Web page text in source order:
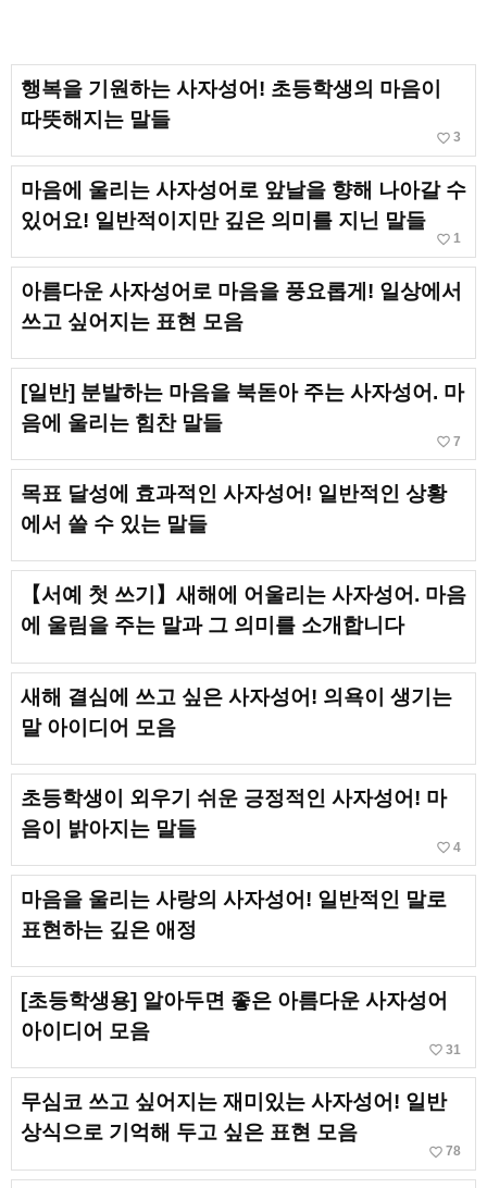
행복을 기원하는 사자성어! 초등학생의 마음이
따뜻해지는 말들
favorite_border 3
마음에 울리는 사자성어로 앞날을 향해 나아갈 수
있어요! 일반적이지만 깊은 의미를 지닌 말들
favorite_border 1
아름다운 사자성어로 마음을 풍요롭게! 일상에서
쓰고 싶어지는 표현 모음
[일반] 분발하는 마음을 북돋아 주는 사자성어. 마
음에 울리는 힘찬 말들
favorite_border 7
목표 달성에 효과적인 사자성어! 일반적인 상황
에서 쓸 수 있는 말들
【서예 첫 쓰기】새해에 어울리는 사자성어. 마음
에 울림을 주는 말과 그 의미를 소개합니다
새해 결심에 쓰고 싶은 사자성어! 의욕이 생기는
말 아이디어 모음
초등학생이 외우기 쉬운 긍정적인 사자성어! 마
음이 밝아지는 말들
favorite_border 4
마음을 울리는 사랑의 사자성어! 일반적인 말로
표현하는 깊은 애정
[초등학생용] 알아두면 좋은 아름다운 사자성어
아이디어 모음
favorite_border 31
무심코 쓰고 싶어지는 재미있는 사자성어! 일반
상식으로 기억해 두고 싶은 표현 모음
favorite_border 78